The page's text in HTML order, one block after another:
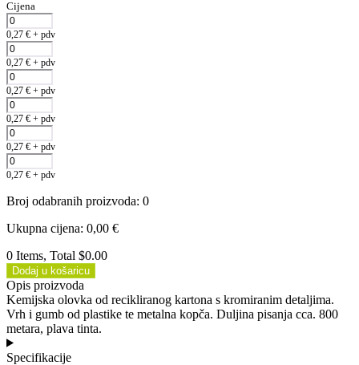
Cijena
0,27 € + pdv
0,27 € + pdv
0,27 € + pdv
0,27 € + pdv
0,27 € + pdv
0,27 € + pdv
Broj odabranih proizvoda: 0
Ukupna cijena: 0,00 €
0 Items, Total $0.00
Dodaj u košaricu
Opis proizvoda
Kemijska olovka od recikliranog kartona s kromiranim detaljima.
Vrh i gumb od plastike te metalna kopča. Duljina pisanja cca. 800
metara, plava tinta.
Specifikacije